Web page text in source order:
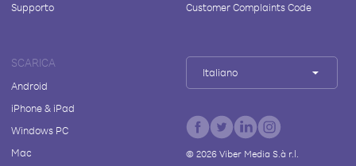
Supporto
Customer Complaints Code
SCARICA
Android
iPhone & iPad
Windows PC
Mac
Italiano
© 2026Viber Media S.à r.l.